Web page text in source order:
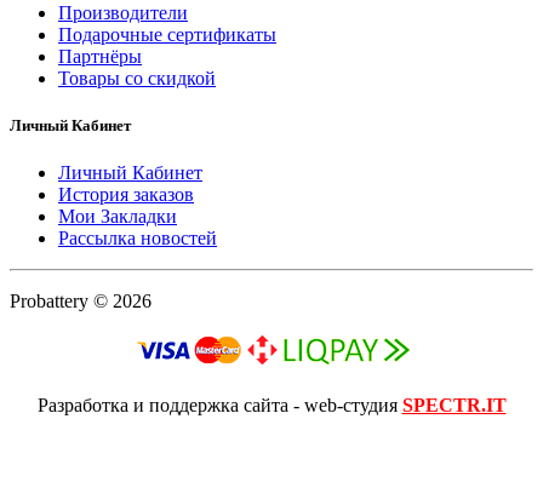
Производители
Подарочные сертификаты
Партнёры
Товары со скидкой
Личный Кабинет
Личный Кабинет
История заказов
Мои Закладки
Рассылка новостей
Probattery © 2026
Разработка и поддержка сайта - web-студия SPECTR.IT